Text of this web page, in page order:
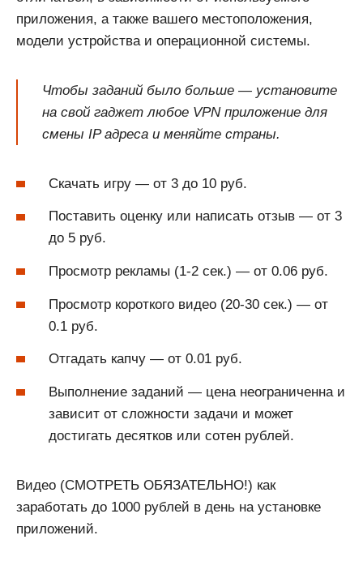
приложения, а также вашего местоположения,
модели устройства и операционной системы.
Чтобы заданий было больше — установите
на свой гаджет любое VPN приложение для
смены IP адреса и меняйте страны.
Скачать игру — от 3 до 10 руб.
Поставить оценку или написать отзыв — от 3
до 5 руб.
Просмотр рекламы (1-2 сек.) — от 0.06 руб.
Просмотр короткого видео (20-30 сек.) — от
0.1 руб.
Отгадать капчу — от 0.01 руб.
Выполнение заданий — цена неограниченна и
зависит от сложности задачи и может
достигать десятков или сотен рублей.
Видео (СМОТРЕТЬ ОБЯЗАТЕЛЬНО!) как
заработать до 1000 рублей в день на установке
приложений.